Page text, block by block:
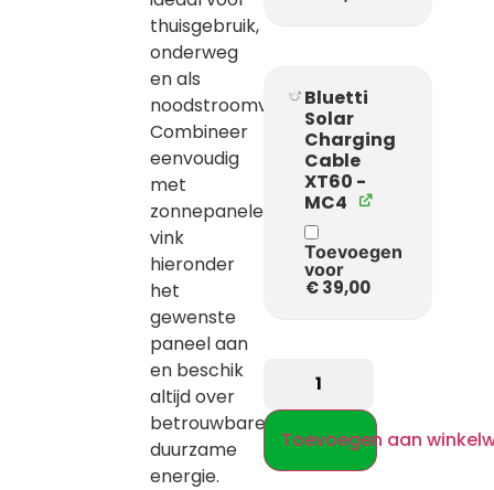
thuisgebruik,
onderweg
en als
noodstroomvoorziening.
Combineer
eenvoudig
met
zonnepanelen;
vink
hieronder
het
gewenste
paneel aan
en beschik
altijd over
betrouwbare,
duurzame
energie.
Bluetti
Solar
Charging
Cable
XT60 -
MC4
Toevoegen
voor
€39,00
Toevoegen aan